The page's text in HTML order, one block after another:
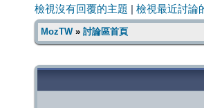
檢視沒有回覆的主題 檢視最近討論
MozTW» 討論區首頁